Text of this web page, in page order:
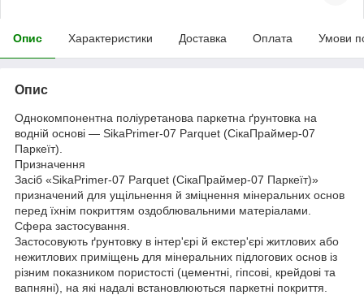
Опис Характеристики Доставка Оплата Умови
Опис
Однокомпонентна поліуретанова паркетна ґрунтовка на
водній основі — SikaPrimer-07 Parquet (CікаПраймер-07
Паркеїт).
Призначення
Засіб «SikaPrimer-07 Parquet (CікаПраймер-07 Паркеїт)»
призначений для ущільнення й зміцнення мінеральних основ
перед їхнім покриттям оздоблювальними матеріалами.
Сфера застосування.
Застосовують ґрунтовку в інтер'єрі й екстер'єрі житлових або
нежитлових приміщень для мінеральних підлогових основ із
різним показником пористості (цементні, гіпсові, крейдові та
вапняні), на які надалі встановлюються паркетні покриття.